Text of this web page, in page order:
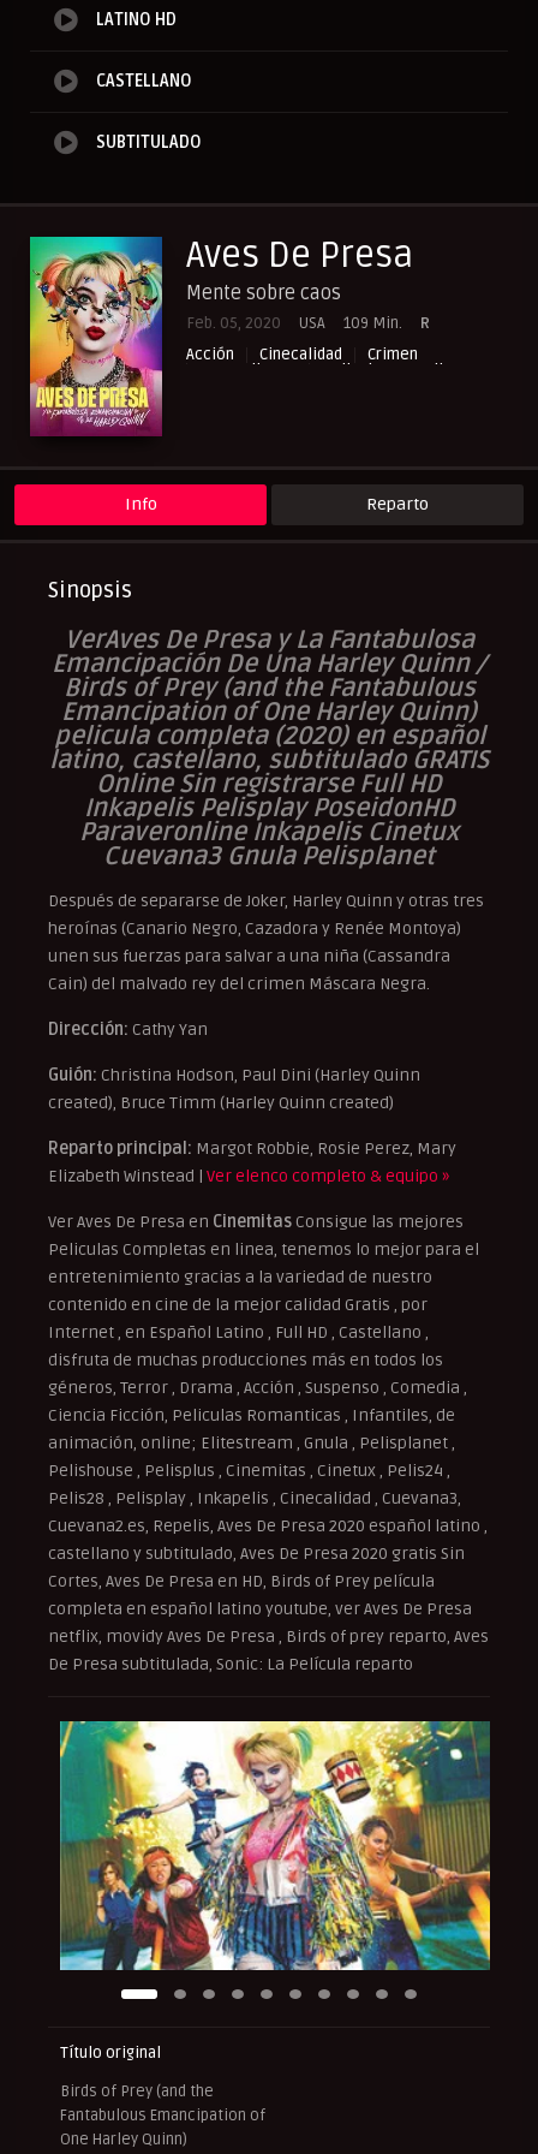
LATINO HD
CASTELLANO
SUBTITULADO
Aves De Presa
Mente sobre caos
Feb. 05, 2020 USA 109 Min.
R
Acción
Cinecalidad
Crimen
NewPelis org
Peliculas Castellano
Info Reparto
Sinopsis
VerAves De Presa y La Fantabulosa
Emancipación De Una Harley Quinn /
Birds of Prey (and the Fantabulous
Emancipation of One Harley Quinn)
pelicula completa (2020) en español
latino, castellano, subtitulado GRATIS
Online Sin registrarse Full HD
Inkapelis Pelisplay PoseidonHD
Paraveronline Inkapelis Cinetux
Cuevana3 Gnula Pelisplanet
Después de separarse de Joker, Harley Quinn y otras tres
heroínas (Canario Negro, Cazadora y Renée Montoya)
unen sus fuerzas para salvar a una niña (Cassandra
Cain) del malvado rey del crimen Máscara Negra.
Dirección: Cathy Yan
Guión: Christina Hodson, Paul Dini (Harley Quinn
created), Bruce Timm (Harley Quinn created)
Reparto principal: Margot Robbie, Rosie Perez, Mary
Elizabeth Winstead | Ver elenco completo & equipo »
Ver Aves De Presa en Cinemitas Consigue las mejores
Peliculas Completas en linea, tenemos lo mejor para el
entretenimiento gracias a la variedad de nuestro
contenido en cine de la mejor calidad Gratis , por
Internet , en Español Latino , Full HD , Castellano ,
disfruta de muchas producciones más en todos los
géneros, Terror , Drama , Acción , Suspenso , Comedia ,
Ciencia Ficción, Peliculas Romanticas , Infantiles, de
animación, online; Elitestream , Gnula , Pelisplanet ,
Pelishouse , Pelisplus , Cinemitas , Cinetux , Pelis24 ,
Pelis28 , Pelisplay , Inkapelis , Cinecalidad , Cuevana3,
Cuevana2.es, Repelis, Aves De Presa 2020 español latino ,
castellano y subtitulado, Aves De Presa 2020 gratis Sin
Cortes, Aves De Presa en HD, Birds of Prey película
completa en español latino youtube, ver Aves De Presa
netflix, movidy Aves De Presa , Birds of prey reparto, Aves
De Presa subtitulada, Sonic: La Película reparto
Título original
Birds of Prey (and the
Fantabulous Emancipation of
One Harley Quinn)